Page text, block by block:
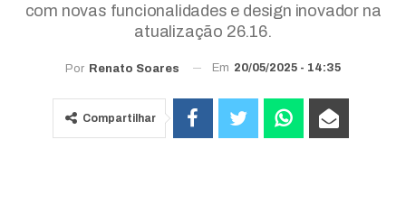
com novas funcionalidades e design inovador na
atualização 26.16.
Por Renato Soares Em 20/05/2025 - 14:35
Compartilhar